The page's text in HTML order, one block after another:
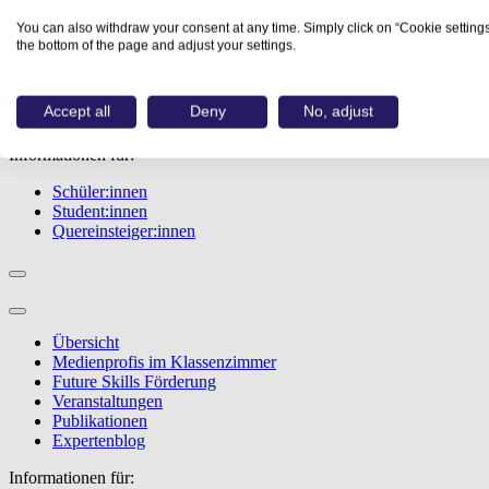
Übersicht
Berufe
Studiengänge
Berufstest
Bewerbungstipps
Informationen für:
Schüler:innen
Student:innen
Quereinsteiger:innen
Übersicht
Medienprofis im Klassenzimmer
Future Skills Förderung
Veranstaltungen
Publikationen
Expertenblog
Informationen für:
You can also withdraw your consent at any time. Simply click on “Cookie
the bottom of the page and adjust your settings.
Accept all Deny No, adjust